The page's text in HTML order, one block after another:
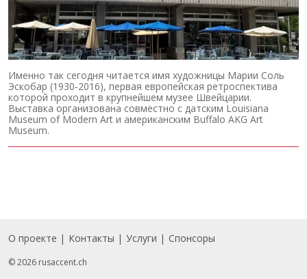
Именно так сегодня читается имя художницы Марии Соль
Эскобар (1930-2016), первая европейская ретроспектива
которой проходит в крупнейшем музее Швейцарии.
Выставка организована совместно с датским Louisiana
Museum of Modern Art и американским Buffalo AKG Art
Museum.
Footer
О проекте Контакты Услуги Спонсоры
© 2026 rusaccent.ch